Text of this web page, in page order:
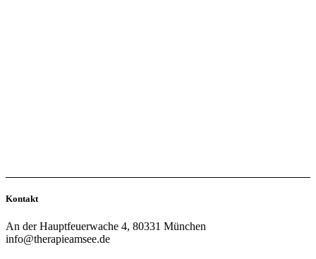
Kontakt
An der Hauptfeuerwache 4, 80331 München
info@therapieamsee.de